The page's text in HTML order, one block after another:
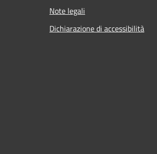
Note legali
Dichiarazione di accessibilità